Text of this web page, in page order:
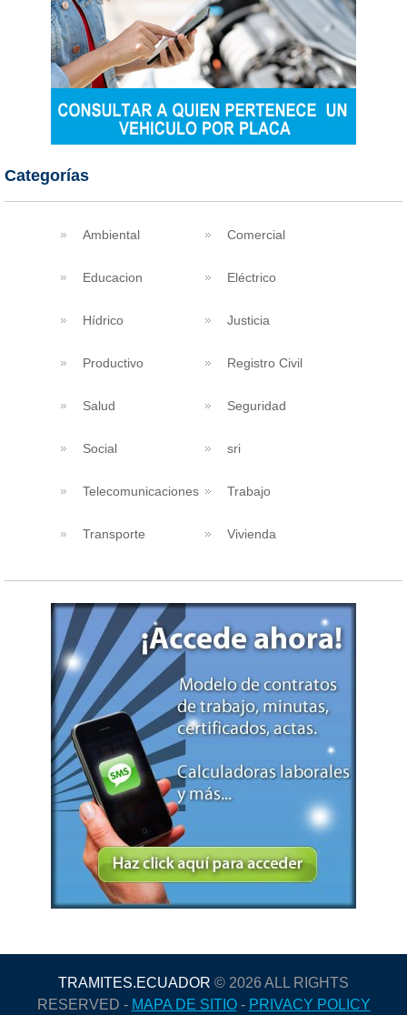
Categorías
Ambiental Comercial
Educacion Eléctrico
Hídrico Justicia
Productivo Registro Civil
Salud Seguridad
Social sri
Telecomunicaciones Trabajo
Transporte Vivienda
TRAMITES.ECUADOR © 2026 ALL RIGHTS
RESERVED - MAPA DE SITIO- PRIVACY POLICY